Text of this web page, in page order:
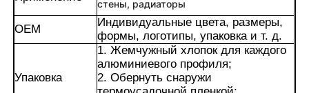
Экскурсия по фабрике
Контроль качества
стены, радиаторы
OEM
Индивидуальные цвета, размеры,
формы, логотипы, упаковка и т. д.
Упаковка
1. Жемчужный хлопок для каждого
алюминиевого профиля;
2. Обернуть снаружи